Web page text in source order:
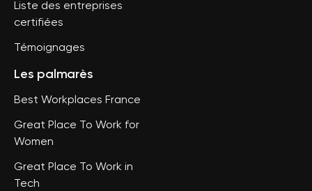
Liste des entreprises
certifiées
Témoignages
Les palmarès
Best Workplaces France
Great Place To Work for
Women
Great Place To Work in
Tech